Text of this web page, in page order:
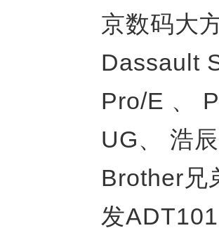
京数码大
Dassault
Pro/E 、
UG、
浩
Brother兄
发